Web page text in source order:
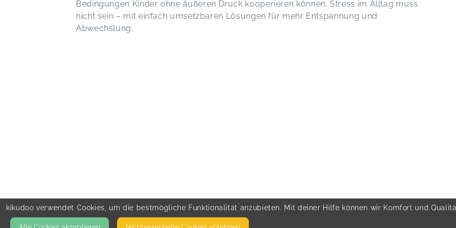
Bedingungen Kinder ohne äußeren Druck kooperieren können. Stress im Alltag muss
nicht sein – mit einfach umsetzbaren Lösungen für mehr Entspannung und
Abwechslung.
kikudoo verwendet Cookies, um die bestmögliche Funktionalität anzubieten. Mit deiner Hilfe können wir Komfort und